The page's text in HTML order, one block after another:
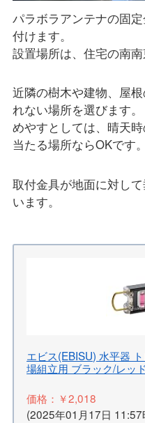
パラボラアンテナの固
付けます。
設置場所は、住宅の南南
近隣の樹木や建物、屋
れない場所を選びます。
めやすとしては、晴天
当たる場所ならOKです。
取付金具が地面に対し
います。
エビス(EBISU) 水平器
場組立用 ブラック/レッド
価格：￥2,018
(2025年01月17日 11:57